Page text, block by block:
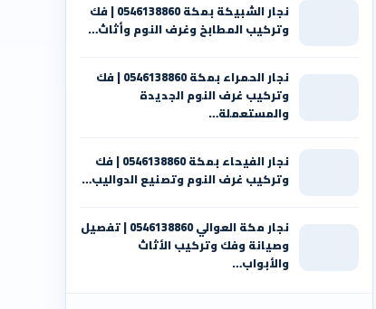
نجار الشبيكة بمكة 0546138860⁩ | فك
وتركيب المطابخ وغرف النوم وأثاث…
نجار الحمراء بمكة 0546138860⁩ | فك
وتركيب غرف النوم الجديدة
والمستعملة…
نجار الفيحاء بمكة 0546138860⁩ | فك
وتركيب غرف النوم وتصنيع الدواليب…
نجار مكة العوالي 0546138860⁩ | تفصيل
وصيانة وفك وتركيب الأثاث
والأبواب…